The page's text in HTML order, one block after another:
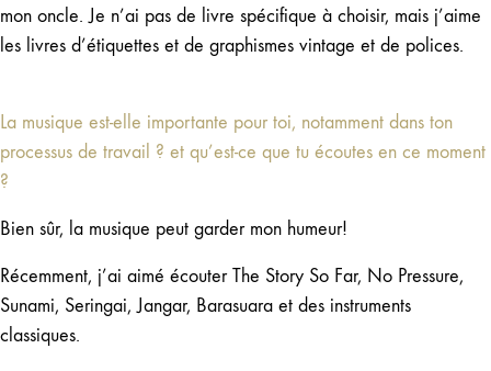
mon oncle. Je n’ai pas de livre spécifique à choisir, mais j’aime
les livres d’étiquettes et de graphismes vintage et de polices.
La musique est-elle importante pour toi, notamment dans ton
processus de travail ? et qu’est-ce que tu écoutes en ce moment
?
Bien sûr, la musique peut garder mon humeur!
Récemment, j’ai aimé écouter The Story So Far, No Pressure,
Sunami, Seringai, Jangar, Barasuara et des instruments
classiques.